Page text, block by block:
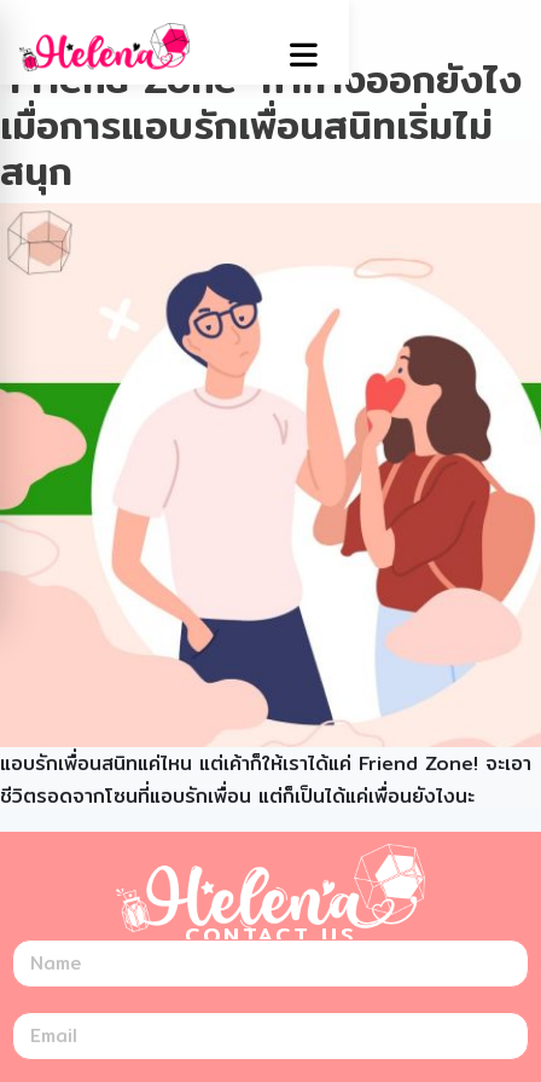
Tag:แอบรักเพื่อน
‘Friend Zone’ หาทางออกยังไง
เมื่อการแอบรักเพื่อนสนิทเริ่มไม่
สนุก
แอบรักเพื่อนสนิทแค่ไหน แต่เค้าก็ให้เราได้แค่ Friend Zone! จะเอา
ชีวิตรอดจากโซนที่แอบรักเพื่อน แต่ก็เป็นได้แค่เพื่อนยังไงนะ
CONTACT US